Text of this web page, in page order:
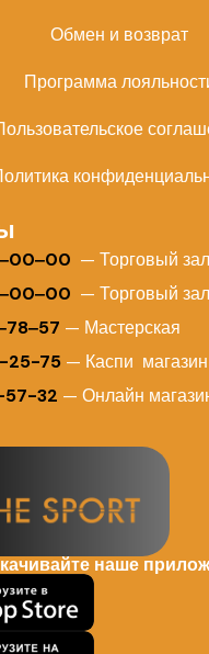
Обмен и возврат
Программа
— Торговый зал
— Торговый зал
— Мастерская
25-75 — Каспи магазин
57-32 — Онлайн
наше